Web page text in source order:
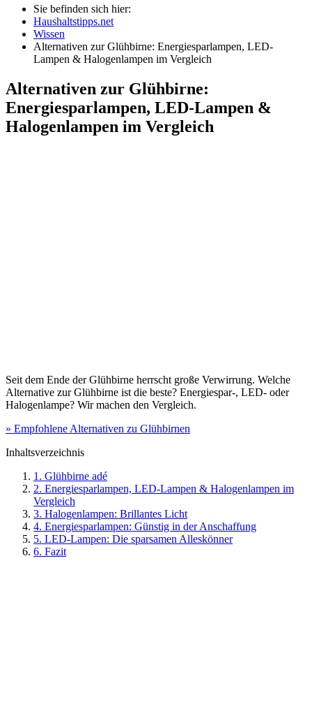
Sie befinden sich hier:
Haushaltstipps.net
Wissen
Alternativen zur Glühbirne: Energiesparlampen, LED-
Lampen & Halogenlampen im Vergleich
Alternativen zur Glühbirne:
Energiesparlampen, LED-Lampen &
Halogenlampen im Vergleich
Seit dem Ende der Glühbirne herrscht große Verwirrung. Welche
Alternative zur Glühbirne ist die beste? Energiespar-, LED- oder
Halogenlampe? Wir machen den Vergleich.
» Empfohlene Alternativen zu Glühbirnen
Inhaltsverzeichnis
1. Glühbirne adé
2. Energiesparlampen, LED-Lampen & Halogenlampen im
Vergleich
3. Halogenlampen: Brillantes Licht
4. Energiesparlampen: Günstig in der Anschaffung
5. LED-Lampen: Die sparsamen Alleskönner
6. Fazit